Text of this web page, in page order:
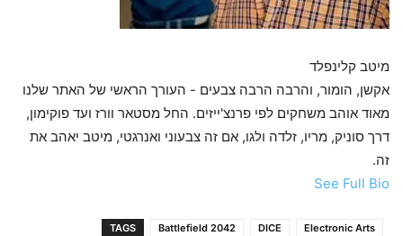
מיטב קלינפלד
אקשן, הומור, והרבה הרבה צבעים - העורך הראשי של האתר שלנו
מאוד אוהב משחקים לפי פרנצ'ייזים. החל מסטאר וורז ועד פוקימון,
דרך סוניק, מריו, זלדה ולגו, אם זה צבעוני ואנרגטי, מיטב יאהב את
זה.
See Full Bio
TAGS Battlefield 2042 DICE Electronic Arts